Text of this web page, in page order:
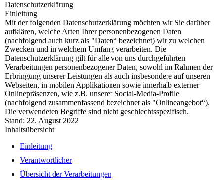
Datenschutzerklärung
Einleitung
Mit der folgenden Datenschutzerklärung möchten wir Sie darüber
aufklären, welche Arten Ihrer personenbezogenen Daten
(nachfolgend auch kurz als "Daten“ bezeichnet) wir zu welchen
Zwecken und in welchem Umfang verarbeiten. Die
Datenschutzerklärung gilt für alle von uns durchgeführten
Verarbeitungen personenbezogener Daten, sowohl im Rahmen der
Erbringung unserer Leistungen als auch insbesondere auf unseren
Webseiten, in mobilen Applikationen sowie innerhalb externer
Onlinepräsenzen, wie z.B. unserer Social-Media-Profile
(nachfolgend zusammenfassend bezeichnet als "Onlineangebot“).
Die verwendeten Begriffe sind nicht geschlechtsspezifisch.
Stand: 22. August 2022
Inhaltsübersicht
Einleitung
Verantwortlicher
Übersicht der Verarbeitungen